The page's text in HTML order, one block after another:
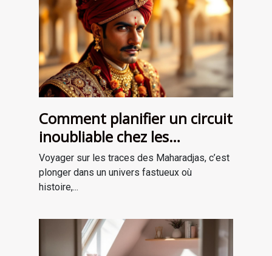
Comment planifier un circuit
inoubliable chez les
Maharadjas ?
Voyager sur les traces des Maharadjas, c’est
plonger dans un univers fastueux où
histoire,...